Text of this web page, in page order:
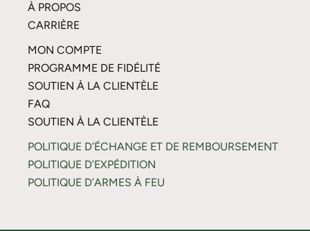
À PROPOS
CARRIÈRE
MON COMPTE
PROGRAMME DE FIDÉLITÉ
SOUTIEN À LA CLIENTÈLE
FAQ
SOUTIEN À LA CLIENTÈLE
POLITIQUE D’ÉCHANGE ET DE REMBOURSEMENT
POLITIQUE D’EXPÉDITION
POLITIQUE D’ARMES À FEU